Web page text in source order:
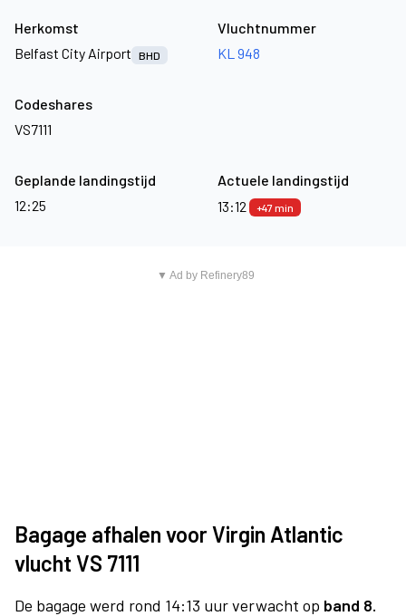
Herkomst
Belfast City Airport
BHD
Vluchtnummer
KL 948
Codeshares
VS7111
Geplande landingstijd
12:25
Actuele landingstijd
13:12
+47 min
▼ Ad by Refinery89
Bagage afhalen voor Virgin Atlantic
vlucht VS 7111
De bagage werd rond 14:13 uur verwacht op band 8.